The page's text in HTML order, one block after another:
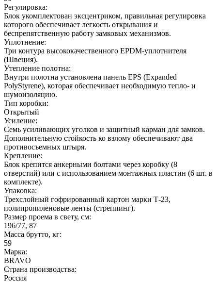
Регулировка:
Блок укомплектован эксцентриком, правильная регулировка
которого обеспечивает легкость открывания и
беспрепятственную работу замковых механизмов.
Уплотнение:
Три контура высококачественного EPDM-уплотнителя
(Швеция).
Утепление полотна:
Внутри полотна установлена панель EPS (Expanded
PolyStyrene), которая обеспечивает необходимую тепло- и
шумоизоляцию.
Тип коробки:
Открытый
Усиление:
Семь усиливающих уголков и защитный карман для замков.
Дополнительную стойкость ко взлому обеспечивают два
противосъемных штыря.
Крепление:
Блок крепится анкерными болтами через коробку (8
отверстий) или с использованием монтажных пластин (6 шт. в
комплекте).
Упаковка:
Трехслойный гофрированный картон марки Т-23,
полипропиленовые ленты (стреппинг).
Размер проема в свету, см:
196/77, 87
Масса брутто, кг:
59
Марка:
BRAVO
Страна производства:
Россия